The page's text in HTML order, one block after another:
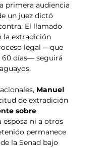
primera audiencia
un juez dictó
El llamado
la extradición
legal —que
60 días— seguirá
Manuel
de extradición
sobre
esposa ni a otros
permanece
la Senad bajo